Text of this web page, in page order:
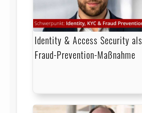
Identity & Access Security als
Fraud-Prevention-Maßnahme